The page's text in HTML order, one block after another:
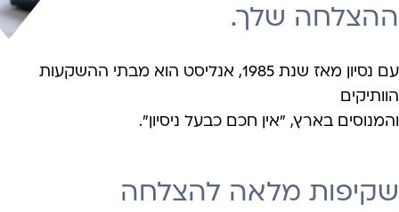
ההצלחה שלך.
עם נסיון מאז שנת 1985, אנליסט הוא מבתי ההשקעות
הוותיקים
והמנוסים בארץ, "אין חכם כבעל ניסיון".
שקיפות מלאה להצלחה